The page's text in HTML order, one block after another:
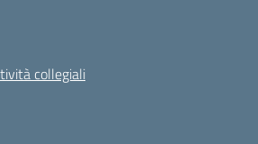
collegiali